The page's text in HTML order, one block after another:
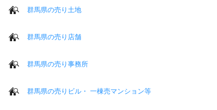
群馬県の売り土地
群馬県の売り店舗
群馬県の売り事務所
群馬県の売りビル・ 一棟売マンション等